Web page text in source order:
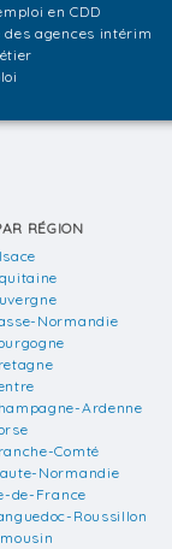
en CDD
agences intérim
RÉGION
Normandie
Ardenne
Comté
Normandie
de-France
Roussillon